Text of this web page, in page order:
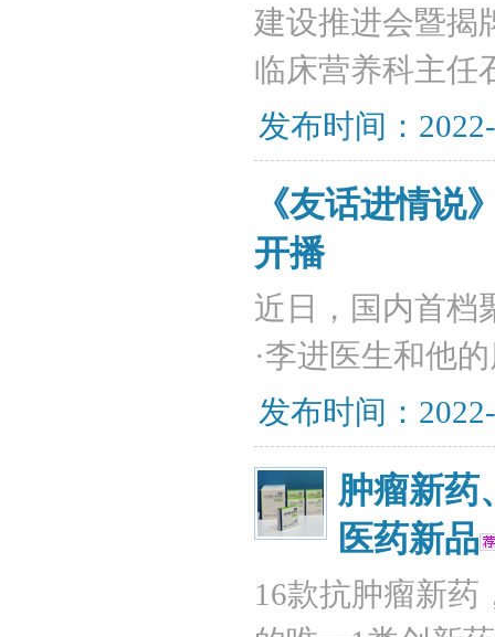
建设推进会暨揭
临床营养科主任
发布时间：
《友话进情说
开播
近日，国内首档
·李进医生和他
发布时间：
肿瘤新
医药新品
16款抗肿瘤新药